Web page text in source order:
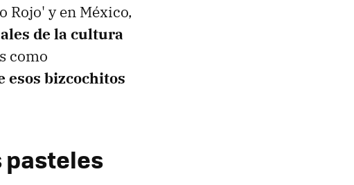
Rojo' y en México,
de la cultura
como
esos bizcochitos
pasteles